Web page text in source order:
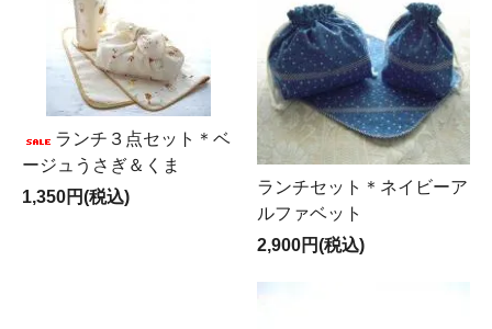
ランチ３点セット＊ベ
ージュうさぎ＆くま
1,350円(税込)
ランチセット＊ネイビーア
ルファベット
2,900円(税込)